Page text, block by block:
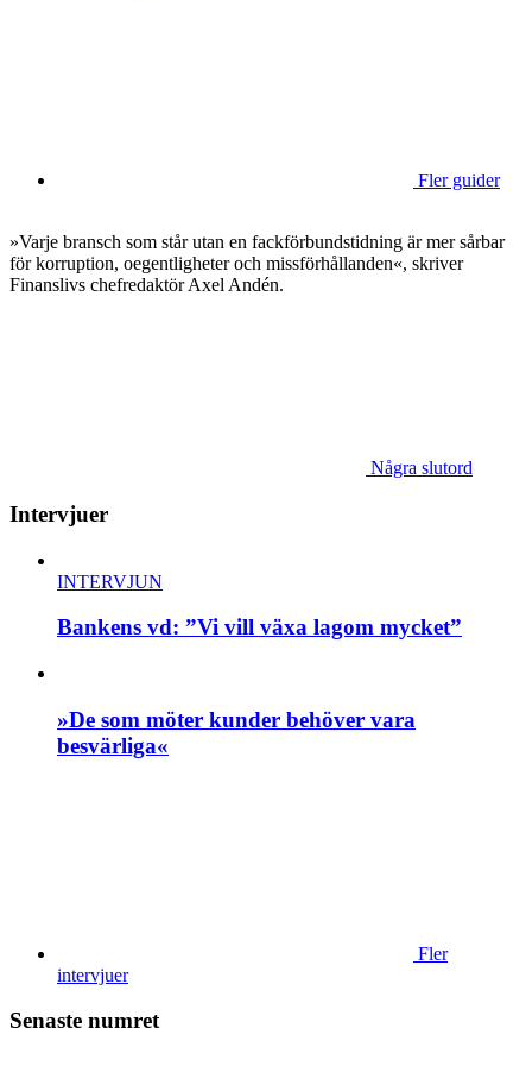
Fler guider
»Varje bransch som står utan en fackförbundstidning är mer sårbar
för korruption, oegentligheter och missförhållanden«, skriver
Finanslivs chefredaktör Axel Andén.
Några slutord
Intervjuer
INTERVJUN
Bankens vd: ”Vi vill växa lagom mycket”
»De som möter kunder behöver vara
besvärliga«
Fler
intervjuer
Senaste numret